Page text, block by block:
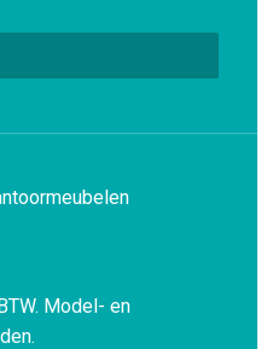
Model- en